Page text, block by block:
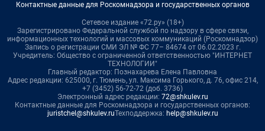
Контактные данные для Роскомнадзора и государственных органов
Сетевое издание «72.ру» (18+)
Зарегистрировано Федеральной службой по надзору в сфере связи,
информационных технологий и массовых коммуникаций (Роскомнадзор)
Запись о регистрации СМИ ЭЛ № ФС 77– 84674 от 06.02.2023 г.
Учредитель: Общество с ограниченной ответственностью "ИНТЕРНЕТ
ТЕХНОЛОГИИ"
Главный редактор: Познахарева Елена Павловна
Адрес редакции: 625000, г. Тюмень, ул. Максима Горького, д. 76, офис 214,
+7 (3452) 56-72-72 (доб. 3736)
Электронный адрес редакции: 72@shkulev.ru
Контактные данные для Роскомнадзора и государственных органов:
juristchel@shkulev.ruТехподдержка: help@shkulev.ru